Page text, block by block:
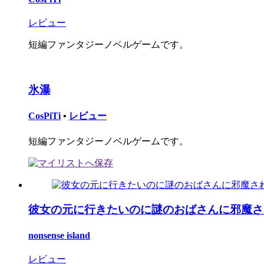
レビュー
短編ファンタジーノベルゲームです。
氷瀑
CosPiTi • レビュー
短編ファンタジーノベルゲームです。
彼女の元に行きたいのに謎のおばさんに邪魔
nonsense island
レビュー